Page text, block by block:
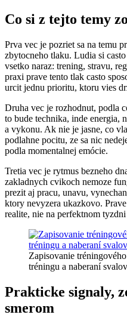
Co si z tejto temy
Prva vec je pozriet sa na temu
zbytocneho tlaku. Ludia si
vsetko naraz: trening, stravu,
praxi prave tento tlak casto
urcit jednu prioritu, ktoru vies
Druha vec je rozhodnut, podla
to bude technika, inde energia,
a vykonu. Ak nie je jasne, co
podlahne pocitu, ze sa nic
podla momentalnej emócie.
Tretia vec je rytmus bezneho
zakladnych cvikoch nemoze
prezit aj pracu, unavu,
ktory nevyzera ukazkovo.
realite, nie na perfektnom
Zapisovanie
tréningu a naberaní svalov
Prakticke signaly,
smerom